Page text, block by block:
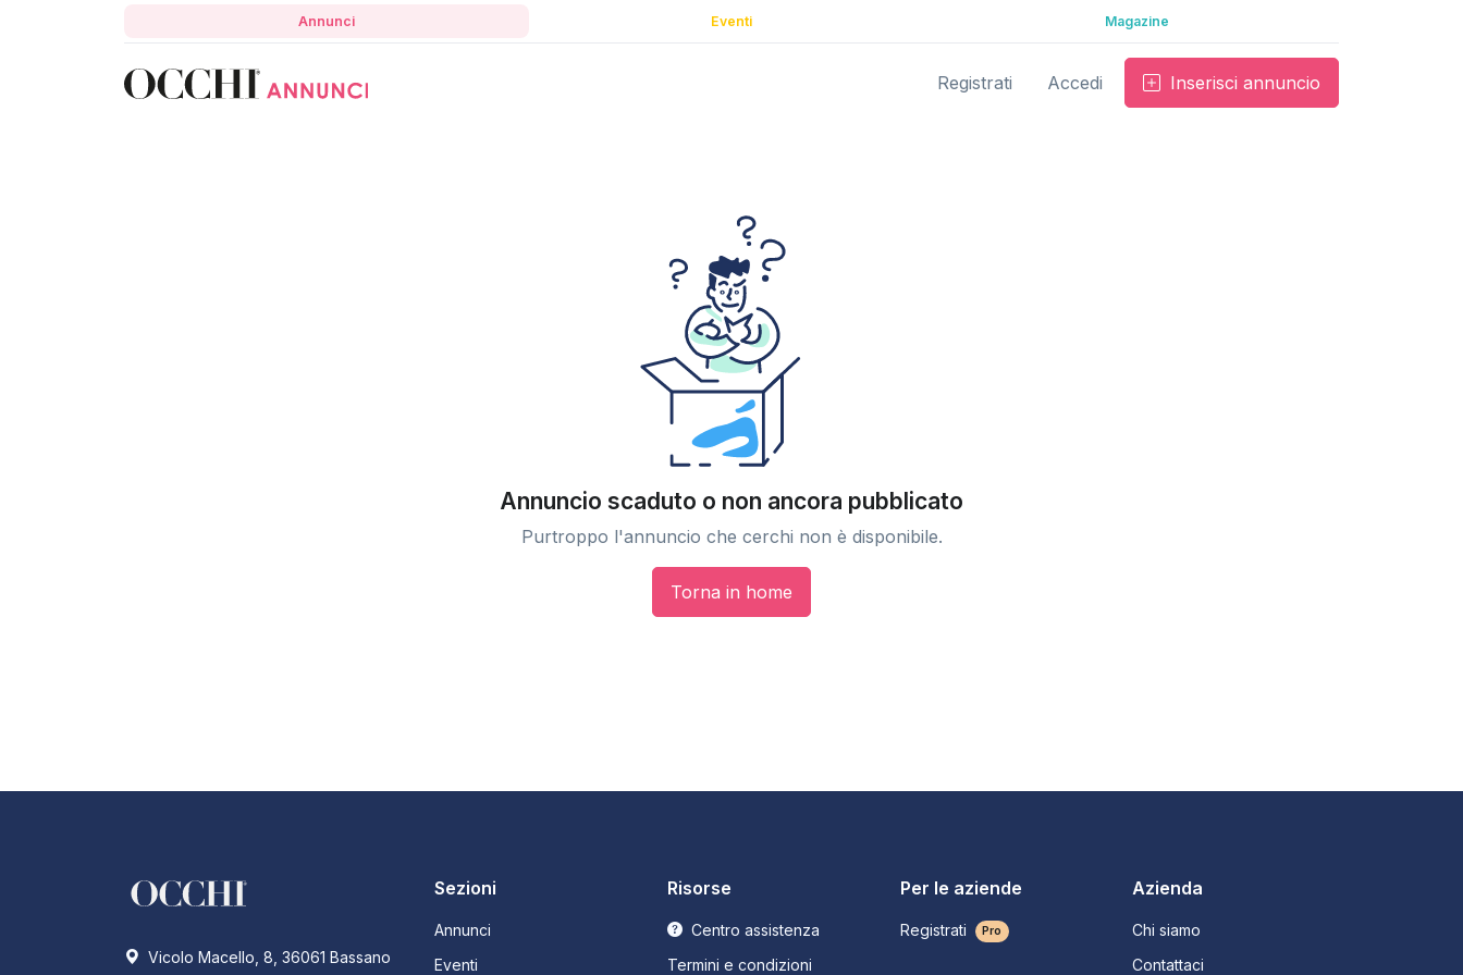
Annunci Eventi Magazine
Registrati Accedi Inserisci annuncio
Annuncio scaduto o non ancora pubblicato
Purtroppo l'annuncio che cerchi non è disponibile.
Torna in home
Vicolo Macello, 8, 36061 Bassano
Sezioni
Annunci
Eventi
Risorse
Centro assistenza
Termini e condizioni
Per le aziende
Registrati Pro
Azienda
Chi siamo
Contattaci